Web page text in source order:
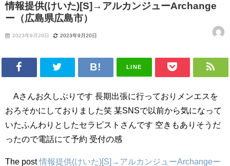
情報提供(けいた)[S]→アルカンジューArchange
ー（広島県広島市）
2023年9月20日 2023年9月20日
LINE
Aさんお久しぶりです 長期出張に行っておりメンエスを
おろそかにしておりました笑 某SNSで以前から気になって
いたふんわりとしたセラピストさんです 空きもありそうだ
ったので電話にて予約 受付の感
The post情報提供(けいた)[S]→アルカンジューArchangeー